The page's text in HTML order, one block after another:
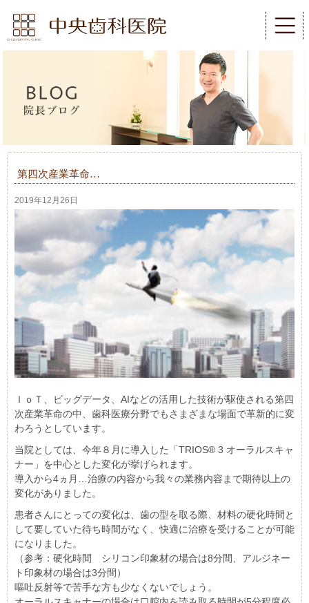
第四次産業革命…
2019年12月26日
ＩｏＴ、ビッグデータ、AIなどの活用した技術が駆使される第四
次産業革命の中、歯科医療分野でもさまざまな場面で革新的に変
わろうとしています。
当院としては、今年８月に導入した「TRIOS® 3 オーラルスキャ
ナー」を中心とした変化が挙げられます。
導入から4ヵ月…治療の内容から我々の業務内容まで期待以上の
変化がありました。
患者さんにとっての変化は、歯の型を取る際、材料の硬化時間と
して要していた待ち時間がなく、快適に治療を受けることが可能
になりました。
（参考：硬化時間 シリコン印象材の場合は8分間、アルジネー
ト印象材の場合は3分間）
嘔吐反射等で苦手な方も少なくないでしょう。